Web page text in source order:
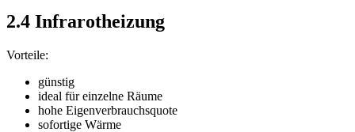
2.4 Infrarotheizung
Vorteile:
günstig
ideal für einzelne Räume
hohe Eigenverbrauchsquote
sofortige Wärme